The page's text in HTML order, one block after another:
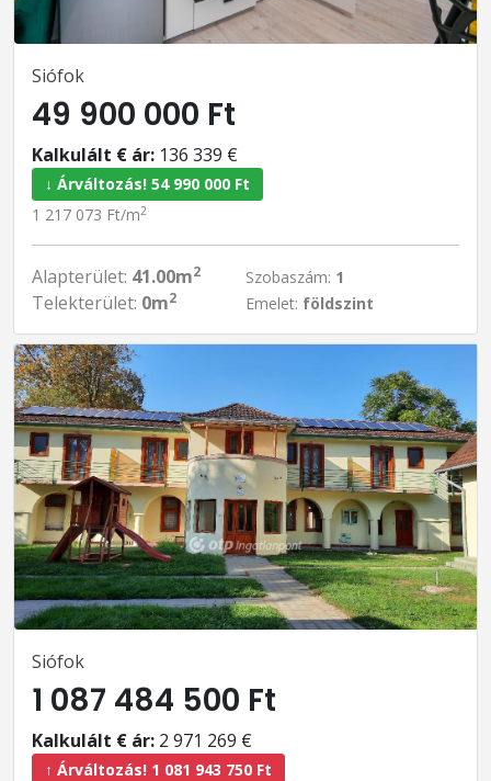
Siófok
49 900 000 Ft
Kalkulált € ár: 136 339 €
↓ Árváltozás! 54 990 000 Ft
1 217 073 Ft/m2
Alapterület: 41.00m2
Telekterület: 0m2
Szobaszám: 1
Emelet: földszint
Siófok
1 087 484 500 Ft
Kalkulált € ár: 2 971 269 €
↑ Árváltozás! 1 081 943 750 Ft